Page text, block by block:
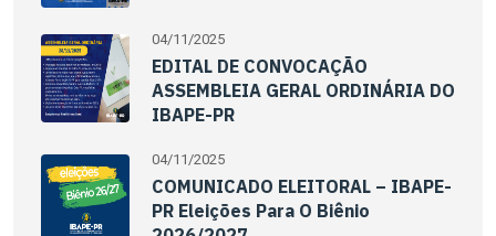
04/11/2025
EDITAL DE CONVOCAÇÃO
ASSEMBLEIA GERAL ORDINÁRIA DO
IBAPE-PR
04/11/2025
COMUNICADO ELEITORAL – IBAPE-
PR Eleições Para O Biênio